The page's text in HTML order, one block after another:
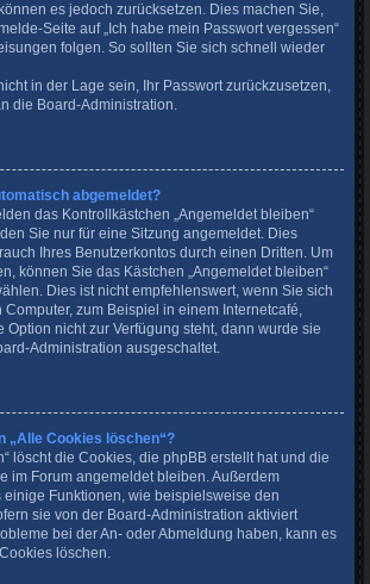
es jedoch zurücksetzen. Dies machen Sie,
Seite auf „Ich habe mein Passwort vergessen“
folgen. So sollten Sie sich schnell wieder
in der Lage sein, Ihr Passwort zurückzusetzen,
die Board-Administration.
abgemeldet?
das Kontrollkästchen „Angemeldet bleiben“
Sie nur für eine Sitzung angemeldet. Dies
Ihres Benutzerkontos durch einen Dritten. Um
können Sie das Kästchen „Angemeldet bleiben“
Dies ist nicht empfehlenswert, wenn Sie sich
zum Beispiel in einem Internetcafé,
Option nicht zur Verfügung steht, dann wurde sie
Administration ausgeschaltet.
„Alle Cookies löschen“?
löscht die Cookies, die phpBB erstellt hat und die
im Forum angemeldet bleiben. Außerdem
Funktionen, wie beispielsweise den
sie von der Board-Administration aktiviert
bei der An- oder Abmeldung haben, kann es
löschen.